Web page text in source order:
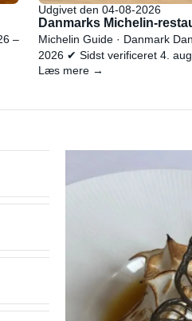
–
Udgivet den 04-08-2026
Danmarks Michelin-
Michelin Guide · Danmark
2026 ✔ Sidst verificeret 4.
Læs mere →